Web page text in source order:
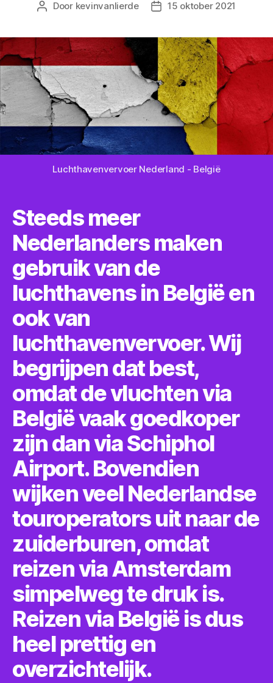
Bericht
Door kevinvanlierde Berichtdatum
15 oktober 2021
Luchthavenvervoer Nederland - België
Steeds meer
Nederlanders maken
gebruik van de
luchthavens in België en
ook van
luchthavenvervoer. Wij
begrijpen dat best,
omdat de vluchten via
België vaak goedkoper
zijn dan via Schiphol
Airport. Bovendien
wijken veel Nederlandse
touroperators uit naar de
zuiderburen, omdat
reizen via Amsterdam
simpelweg te druk is.
Reizen via België is dus
heel prettig en
overzichtelijk.